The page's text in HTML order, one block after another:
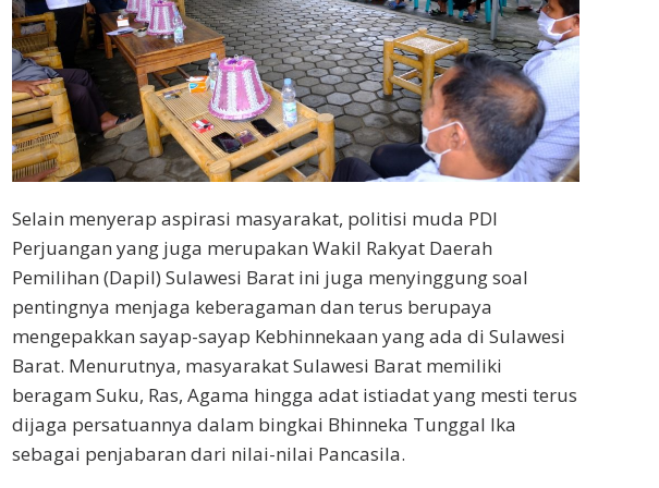
Selain menyerap aspirasi masyarakat, politisi muda PDI
Perjuangan yang juga merupakan Wakil Rakyat Daerah
Pemilihan (Dapil) Sulawesi Barat ini juga menyinggung soal
pentingnya menjaga keberagaman dan terus berupaya
mengepakkan sayap-sayap Kebhinnekaan yang ada di Sulawesi
Barat. Menurutnya, masyarakat Sulawesi Barat memiliki
beragam Suku, Ras, Agama hingga adat istiadat yang mesti terus
dijaga persatuannya dalam bingkai Bhinneka Tunggal Ika
sebagai penjabaran dari nilai-nilai Pancasila.